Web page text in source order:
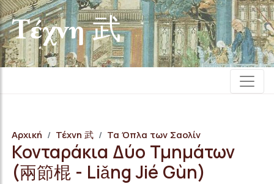
Τέχνη 武
Αρχική Τέχνη 武 Τα Όπλα των Σαολίν
Κονταράκια Δύο Τμημάτων
(兩節棍 - Liǎng Jié Gùn)